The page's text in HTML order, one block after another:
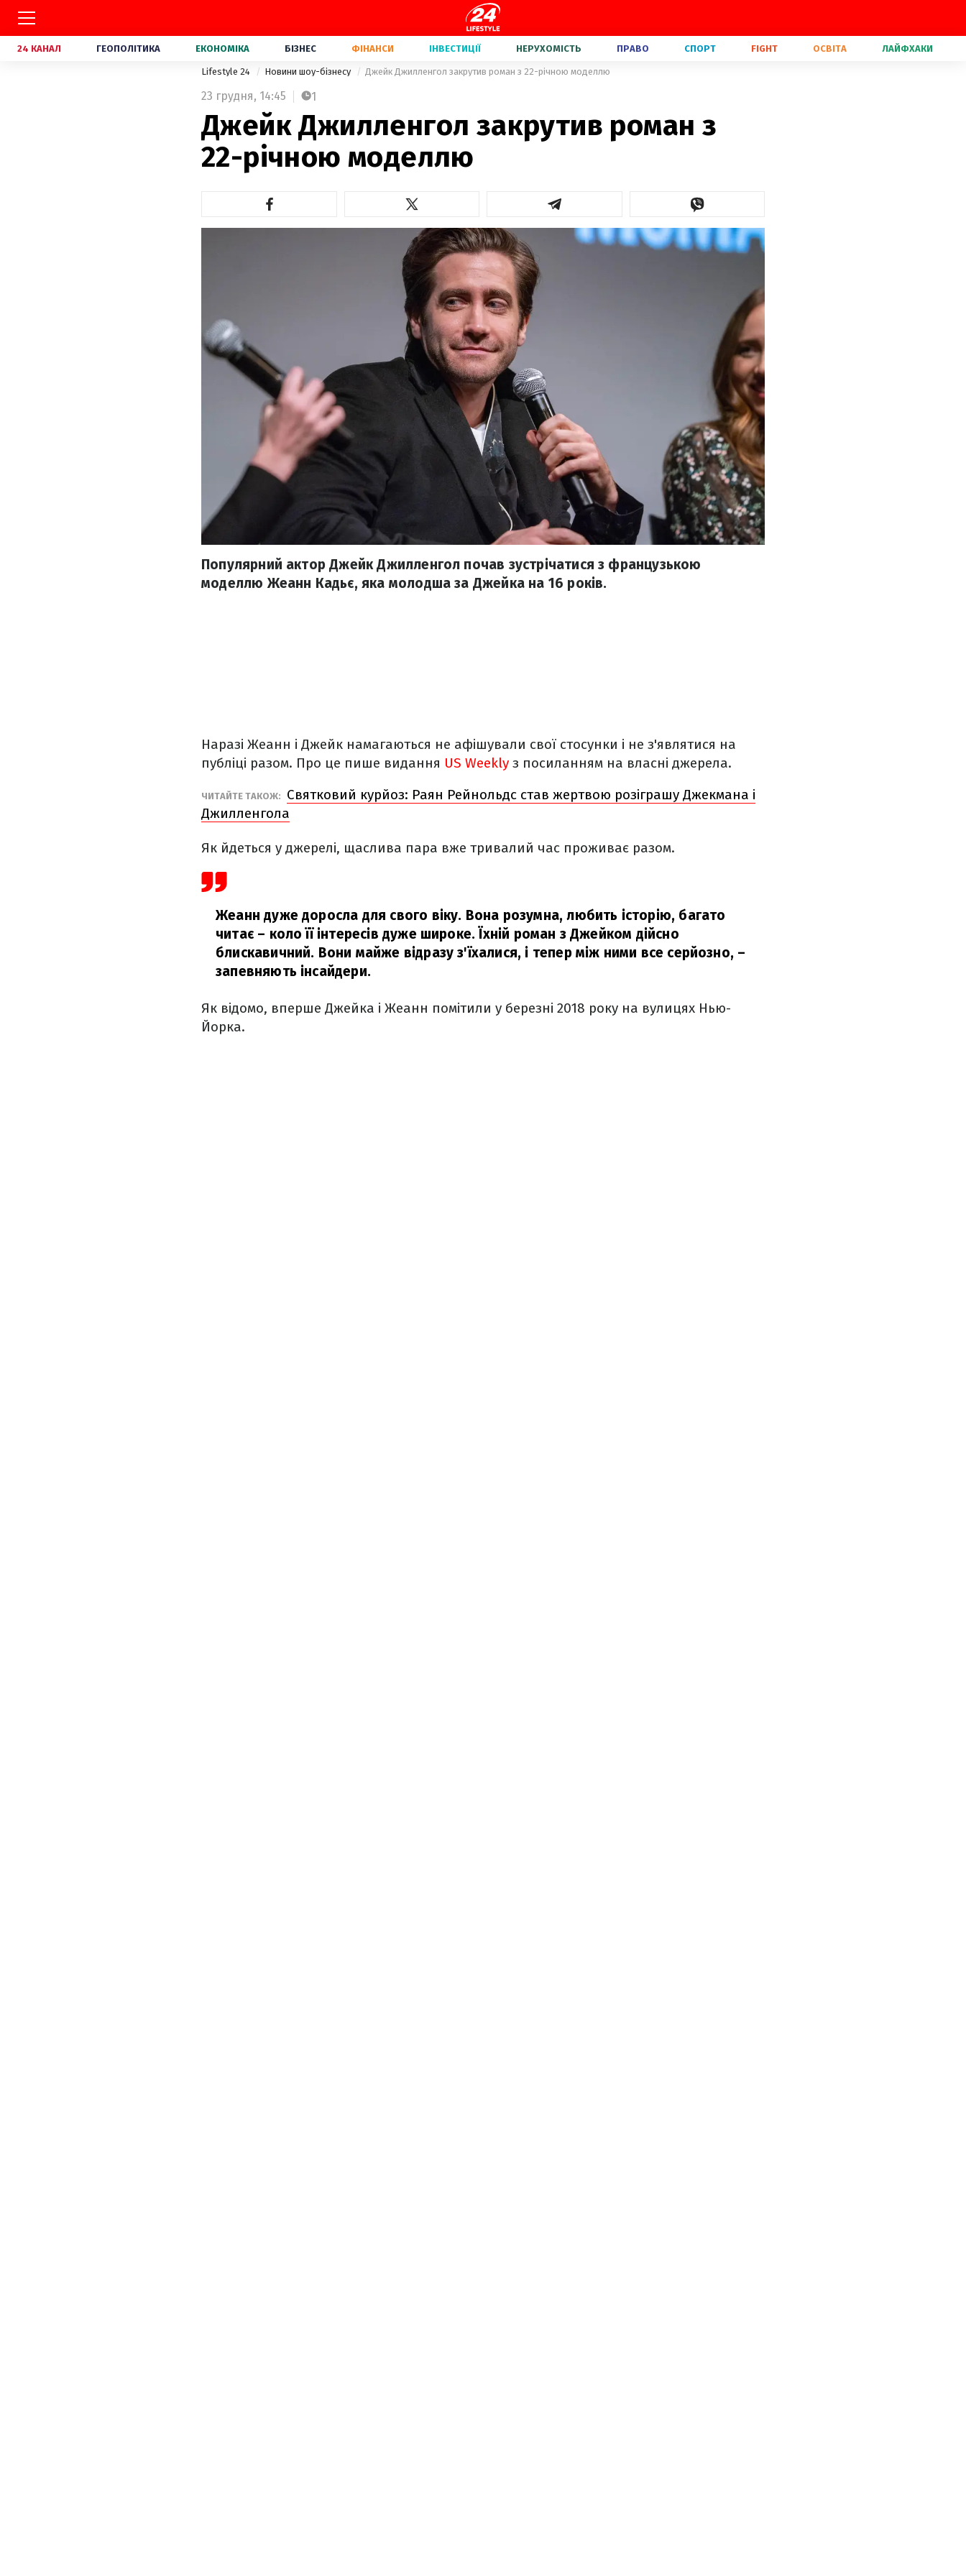
24 КАНАЛ ГЕОПОЛІТИКА ЕКОНОМІКА БІЗНЕС ФІНАНСИ ІНВЕСТИЦІЇ НЕРУХОМІСТЬ ПРАВО СПОРТ FIGHT ОСВІТА ЛАЙФХАКИ
Lifestyle 24 Новини шоу-бізнесу Джейк Джилленгол закрутив роман з 22-річною моделлю
23 грудня, 14:45 1
Джейк Джилленгол закрутив роман з
22-річною моделлю
Популярний актор Джейк Джилленгол почав зустрічатися з французькою
моделлю Жеанн Кадьє, яка молодша за Джейка на 16 років.
Наразі Жеанн і Джейк намагаються не афішували свої стосунки і не з'являтися на
публіці разом. Про це пише видання US Weekly з посиланням на власні джерела.
ЧИТАЙТЕ ТАКОЖ:
Святковий курйоз: Раян Рейнольдс став жертвою розіграшу Джекмана і
Джилленгола
Як йдеться у джерелі, щаслива пара вже тривалий час проживає разом.
Жеанн дуже доросла для свого віку. Вона розумна, любить історію, багато
читає – коло її інтересів дуже широке. Їхній роман з Джейком дійсно
блискавичний. Вони майже відразу з'їхалися, і тепер між ними все серйозно, –
запевняють інсайдери.
Як відомо, вперше Джейка і Жеанн помітили у березні 2018 року на вулицях Нью-
Йорка.